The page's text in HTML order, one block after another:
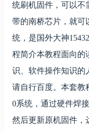
统刷机固件，可以不
带的南桥芯片，就可
统，是国外大神
程简介本教程面向的
识、软件操作知识的
请自行百度。本套教
0系统，通过硬件焊
然后更新原机固件，